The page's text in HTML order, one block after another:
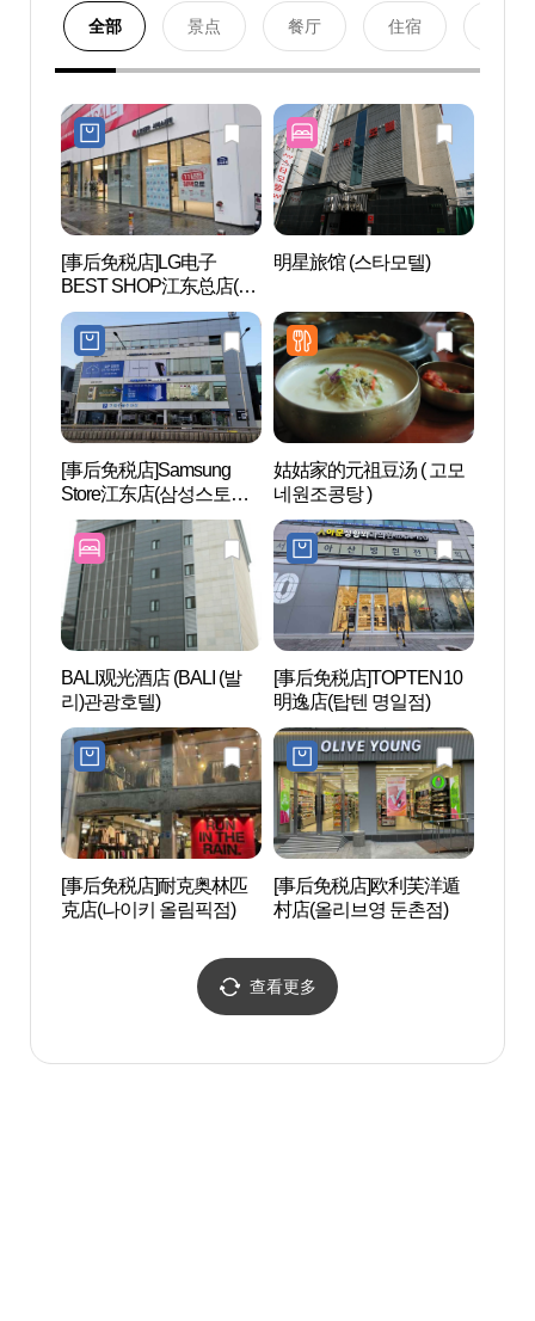
全部 景点 餐厅 住宿
[事后免税店]LG电子
BEST SHOP江东总店(LG
전자 베스트샵 강동본점)
明星旅馆 (스타모텔)
[事后免税店]Samsung
Store江东店(삼성스토어
강동)
姑姑家的元祖豆汤 ( 고모
네원조콩탕 )
BALI观光酒店 (BALI (발
리)관광호텔)
[事后免税店]TOPTEN10
明逸店(탑텐 명일점)
[事后免税店]耐克奥林匹
克店(나이키 올림픽점)
[事后免税店]欧利芙洋遁
村店(올리브영 둔촌점)
查看更多